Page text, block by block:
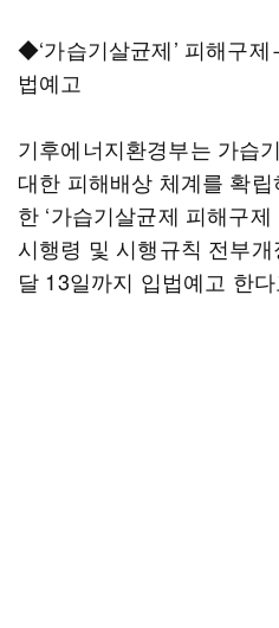
◆‘가습기살균제’ 피해구
법예고
기후에너지환경부는 가습
대한 피해배상 체계를 확
한 ‘가습기살균제 피해구
시행령 및 시행규칙 전부
달 13일까지 입법예고 한